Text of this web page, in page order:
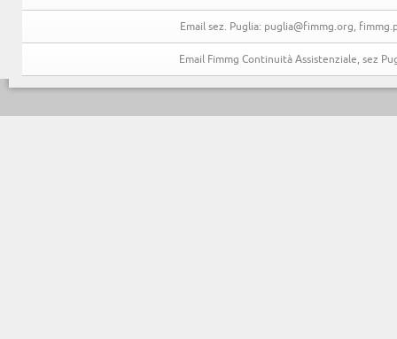
Email sez. Puglia: puglia@fimmg.org,
Email Fimmg Continuità Assistenziale, sez